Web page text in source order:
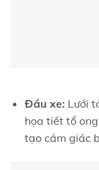
Đầu xe:Lưới
họa tiết tổ
tạo cảm giác